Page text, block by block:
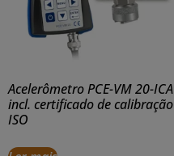
Acelerômetro PCE-VM 20-ICA
incl. certificado de calibração
ISO